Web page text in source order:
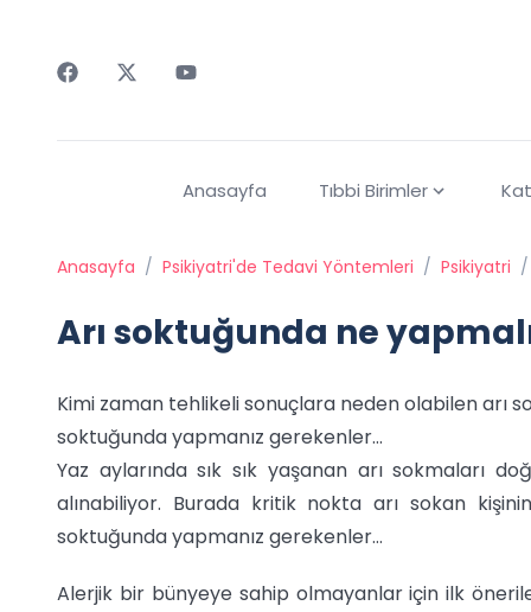
Anasayfa Tıbbi Birimler
Anasayfa / Psikiyatri'de Tedavi Yöntemleri / Psikiyatri /
Arı soktuğunda ne
Kimi zaman tehlikeli sonuçlara neden olabilen arı
soktuğunda yapmanız gerekenler...
Yaz aylarında sık sık yaşanan arı sokmaları
alınabiliyor. Burada kritik nokta arı sokan
soktuğunda yapmanız gerekenler…
Alerjik bir bünyeye sahip olmayanlar için ilk